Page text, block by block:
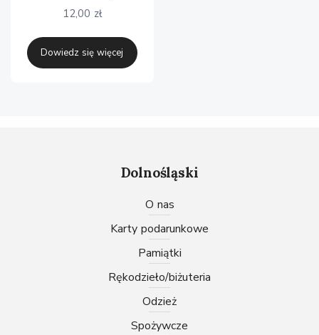
12,00 zł
Dowiedz się więcej
Dolnośląski
O nas
karty podarunkowe
pamiątki
rękodzieło/biżuteria
odzież
spożywcze